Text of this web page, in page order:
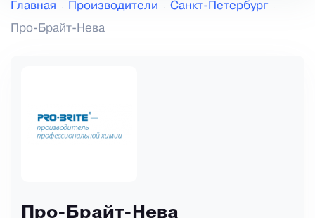
Главная Производители Санкт-Петербург
Про-Брайт-Нева
Про-Брайт-Нева